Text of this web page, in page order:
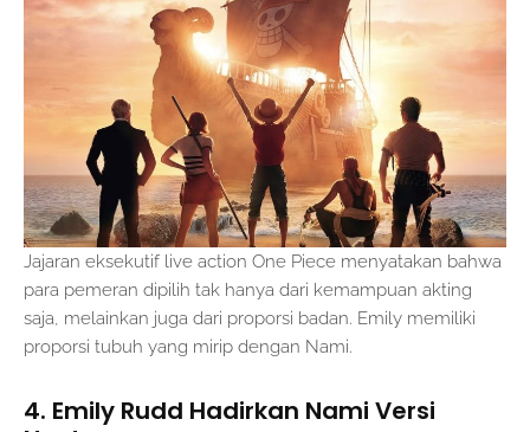
Jajaran eksekutif live action One Piece menyatakan bahwa
para pemeran dipilih tak hanya dari kemampuan akting
saja, melainkan juga dari proporsi badan. Emily memiliki
proporsi tubuh yang mirip dengan Nami.
4. Emily Rudd Hadirkan Nami Versi